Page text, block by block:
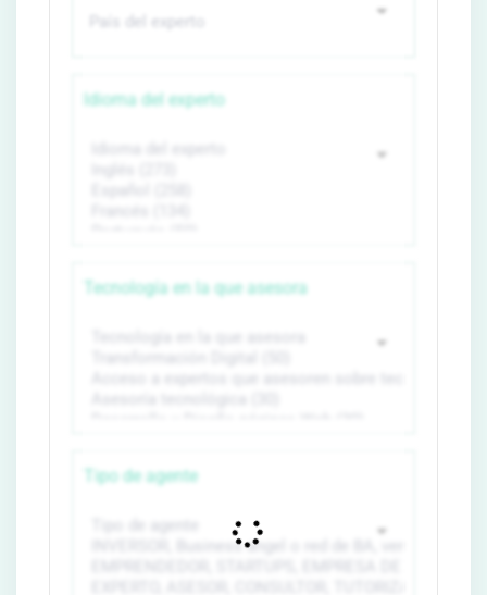
Idioma del experto
Tecnología en la que asesora
Tipo de agente